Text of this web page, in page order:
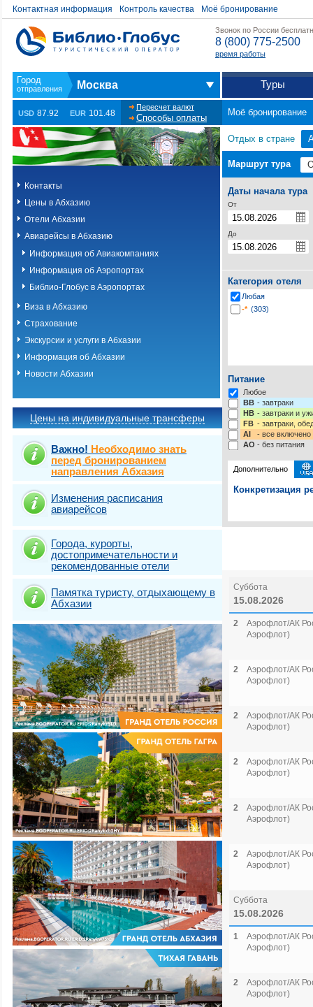
Контактная информация Контроль качества Моё бронирование
Звонок по России
8 (800) 775-2500
время работы
Москва Туры
USD 87.92 EUR 101.48
Пересчет валют
Способы оплаты
Моё бронирование
Контакты
Цены в Абхазию
Отели Абхазии
Авиарейсы в Абхазию
Информация об Авиакомпаниях
Информация об Аэропортах
Библио-Глобус в Аэропортах
Виза в Абхазию
Страхование
Экскурсии и услуги в Абхазии
Информация об Абхазии
Новости Абхазии
Цены на индивидуальные трансферы
Важно! Необходимо знать
перед бронированием
направления Абхазия
Изменения расписания
авиарейсов
Города, курорты,
достопримечательности и
рекомендованные отели
Памятка туристу, отдыхающему в
Абхазии
Отдых в стране
Маршрут тура
Даты начала тура
От
До
Категория отеля
Любая
-* (303)
Питание
Любое
BB - завтраки
HB - завтраки и
FB - завтраки,
AI
- все включено
AO - без питания
Дополнительно
Конкретизация
Суббота
15.08.2026
2
Аэрофлот/АК
Аэрофлот)
2
Аэрофлот/АК
Аэрофлот)
2
Аэрофлот/АК
Аэрофлот)
2
Аэрофлот/АК
Аэрофлот)
2
Аэрофлот/АК
Аэрофлот)
2
Аэрофлот/АК
Аэрофлот)
Суббота
15.08.2026
1
Аэрофлот/АК
Аэрофлот)
2
Аэрофлот/АК
Аэрофлот)